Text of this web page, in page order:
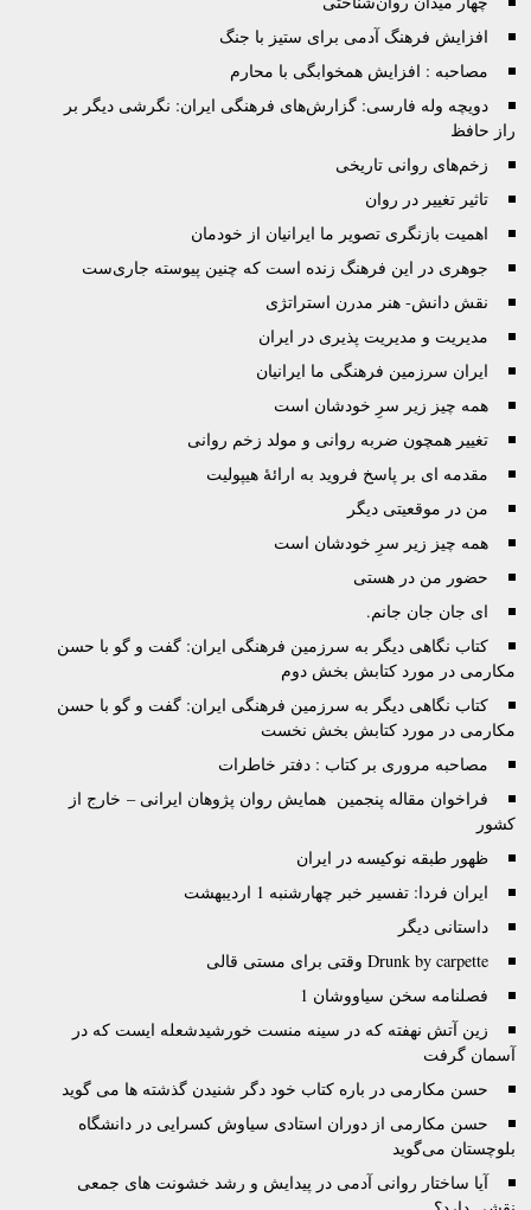
افزایش فرهنگ آدمی برای ستیز با جنگ
مصاحبه : افزایش همخوابگی با محارم
دویچه وله فارسی: گزارش‌های فرهنگی ایران: نگرشی دیگر بر
راز حافظ
زخم‌های روانی تاریخی
تاثیر تغییر در روان
اهمیت بازنگری تصویر ما ایرانیان از خودمان
جوهرى در این فرهنگ زنده است که چنین پیوسته جاری‌ست
نقش دانش- هنر مدرن استراتژی
مدیریت و مدیریت پذیری در ایران
ایران سرزمین فرهنگی ما ایرانیان
همه چیز زیر سرِ خودشان است
تغییر همچون ضربه روانی و مولد زخم روانی
مقدمه ای بر پاسخ فروید به ارائۀ هیپولیت
من در موقعیتی دیگر
همه چیز زیر سرِ خودشان است
حضور من در هستی
اى جان جان جانم.
کتاب نگاهی دیگر به سرزمین فرهنگی ایران: گفت و گو با حسن
مکارمی در مورد کتابش بخش دوم
کتاب نگاهی دیگر به سرزمین فرهنگی ایران: گفت و گو با حسن
مکارمی در مورد کتابش بخش نخست
مصاحبه مروری بر کتاب : دفتر خاطرات
فراخوان مقاله پنجمین همایش روان پژوهان ایرانی – خارج از
کشور
ظهور طبقه نوکیسه در ایران
ایران فردا: تفسیر خبر چهارشنبه 1 اردیبهشت
داستانی دیگر
Drunk by carpette وقتى براى مستى قالى
فصلنامه سخن سیاووشان 1
زين آتش نهفته كه در سينه منست خورشيدشعله ايست كه در
آسمان گرفت
حسن مکارمی در باره کتاب خود دگر شنیدن گذشته ها می گوید
حسن مکارمی از دوران استادی سیاوش کسرایی در دانشگاه
بلوچستان می‌گوید
آیا ساختار روانی آدمی در پیدایش و رشد خشونت های جمعی